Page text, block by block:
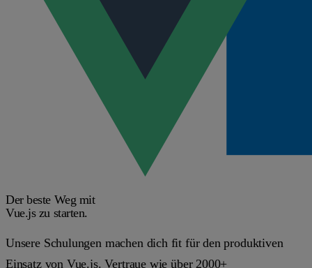
Der beste Weg mit
Vue.jszu starten.
Unsere Schulungen machen dich fit für den produktiven
Einsatz von Vue.js. Vertraue wie über2000+